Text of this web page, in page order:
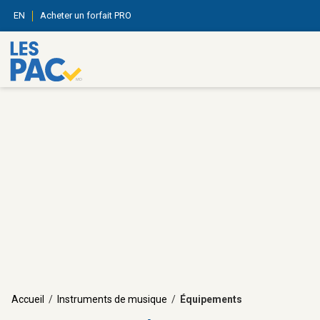
EN Acheter un forfait PRO
Accueil / Instruments de musique / Équipements